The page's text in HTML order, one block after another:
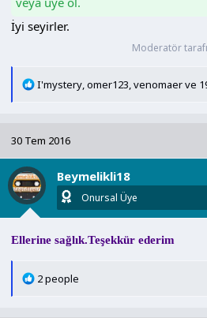
n
İyi seyirler.
Moderatör
T
i
l
e
r
I'mystery omer123 venomaerve
30 Tem 2016
Beymelikli18
Onursal Üye
Ellerine sağlık.Teşekkür ederim
T
2 people